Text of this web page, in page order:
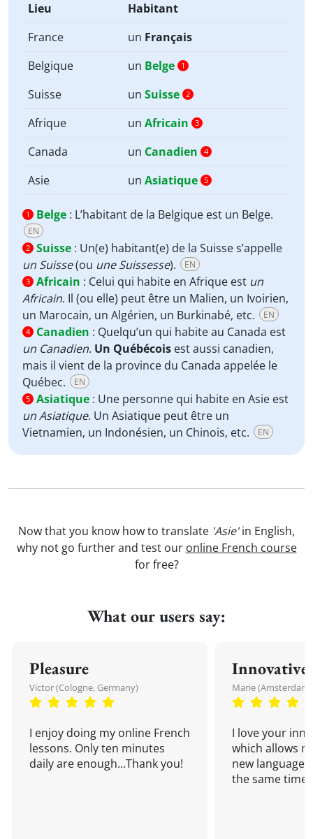
Lieu
Habitant
France
un Français
Belgique
un Belge 1
Suisse un Suisse 2
Afrique un Africain 3
Canada un Canadien 4
Asie un Asiatique 5
1 Belge : L’habitant de la Belgique est un Belge.
EN
2 Suisse : Un(e) habitant(e) de la Suisse s’appelle
un Suisse(ou une Suissesse). EN
3 Africain : Celui qui habite en Afrique est un
Africain. Il (ou elle) peut être un Malien, un Ivoirien,
un Marocain, un Algérien, un Burkinabé, etc.
EN
4 Canadien : Quelqu’un qui habite au Canada est
un Canadien. Un Québécois est aussi canadien,
mais il vient de la province du Canada appelée le
Québec.
EN
5 Asiatique : Une personne qui habite en Asie est
un Asiatique. Un Asiatique peut être un
Vietnamien, un Indonésien, un Chinois, etc.
EN
Now that you know how to translate 'Asie'in English,
why not go further and test our online French course
for free?
What our users say:
Pleasure
Victor (Cologne, Germany)
I enjoy doing my online French
lessons. Only ten minutes
daily are enough...Thank you!
Innovative
Marie
I love your
which allows
new language
the same time!